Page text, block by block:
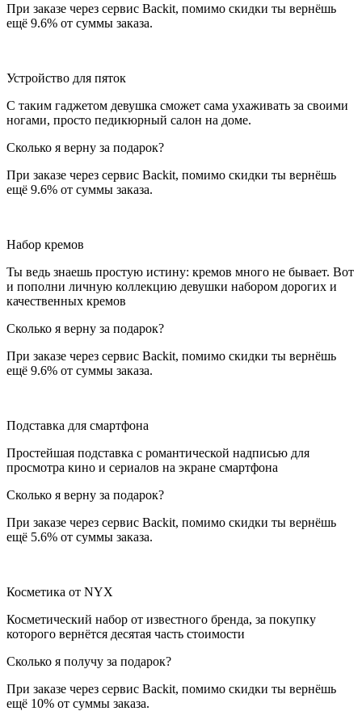
При заказе через сервис Backit, помимо скидки ты вернёшь
ещё 9.6% от суммы заказа.
Устройство для пяток
С таким гаджетом девушка сможет сама ухаживать за своими
ногами, просто педикюрный салон на доме.
Сколько я верну за подарок?
При заказе через сервис Backit, помимо скидки ты вернёшь
ещё 9.6% от суммы заказа.
Набор кремов
Ты ведь знаешь простую истину: кремов много не бывает. Вот
и пополни личную коллекцию девушки набором дорогих и
качественных кремов
Сколько я верну за подарок?
При заказе через сервис Backit, помимо скидки ты вернёшь
ещё 9.6% от суммы заказа.
Подставка для смартфона
Простейшая подставка с романтической надписью для
просмотра кино и сериалов на экране смартфона
Сколько я верну за подарок?
При заказе через сервис Backit, помимо скидки ты вернёшь
ещё 5.6% от суммы заказа.
Косметика от NYX
Косметический набор от известного бренда, за покупку
которого вернётся десятая часть стоимости
Сколько я получу за подарок?
При заказе через сервис Backit, помимо скидки ты вернёшь
ещё 10% от суммы заказа.